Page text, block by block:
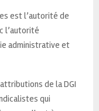
est l’autorité de
l’autorité
administrative et
de la DGI
qui